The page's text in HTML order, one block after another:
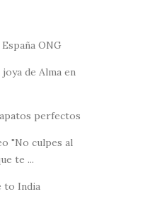
ONG
de Alma en
perfectos
"No culpes al
te ...
to India